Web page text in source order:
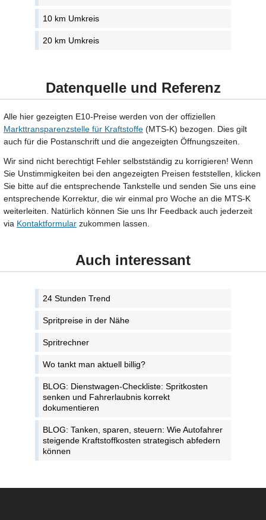
10 km Umkreis
20 km Umkreis
Datenquelle und Referenz
Alle hier gezeigten E10-Preise werden von der offiziellen
Markttransparenzstelle für Kraftstoffe (MTS-K) bezogen. Dies gilt
auch für die Postanschrift und die angezeigten Öffnungszeiten.
Wir sind nicht berechtigt Fehler selbstständig zu korrigieren! Wenn
Sie Unstimmigkeiten bei den angezeigten Preisen feststellen, klicken
Sie bitte auf die entsprechende Tankstelle und senden Sie uns eine
entsprechende Korrektur, die wir einmal pro Woche an die MTS-K
weiterleiten. Natürlich können Sie uns Ihr Feedback auch jederzeit
via Kontaktformular zukommen lassen.
Auch interessant
24 Stunden Trend
Spritpreise in der Nähe
Spritrechner
Wo tankt man aktuell billig?
BLOG: Dienstwagen-Checkliste: Spritkosten
senken und Fahrerlaubnis korrekt
dokumentieren
BLOG: Tanken, sparen, steuern: Wie Autofahrer
steigende Kraftstoffkosten strategisch abfedern
können